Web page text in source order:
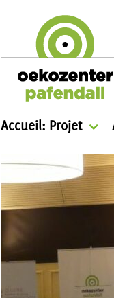
Accueil: Projet